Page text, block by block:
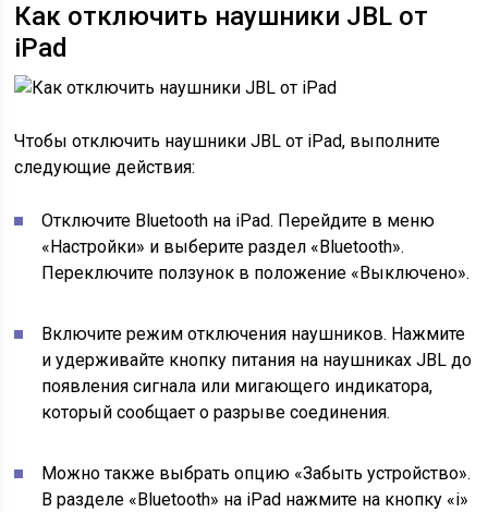
Как отключить наушники JBL от
iPad
Чтобы отключить наушники JBL от iPad, выполните
следующие действия:
Отключите Bluetooth на iPad. Перейдите в меню
«Настройки» и выберите раздел «Bluetooth».
Переключите ползунок в положение «Выключено».
Включите режим отключения наушников. Нажмите
и удерживайте кнопку питания на наушниках JBL до
появления сигнала или мигающего индикатора,
который сообщает о разрыве соединения.
Можно также выбрать опцию «Забыть устройство».
В разделе «Bluetooth» на iPad нажмите на кнопку «i»